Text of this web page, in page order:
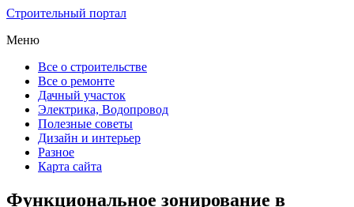
Строительный портал
Меню
Все о строительстве
Все о ремонте
Дачный участок
Электрика, Водопровод
Полезные советы
Дизайн и интерьер
Разное
Карта сайта
Функциональное зонирование в